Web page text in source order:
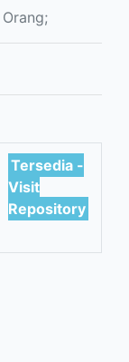
Tersedia -
Visit
Repository